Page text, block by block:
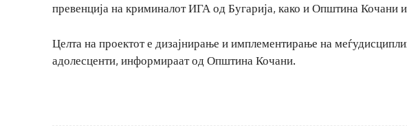
превенција на криминалот ИГА од Бугарија, како и Општина
Целта на проектот е дизајнирање и имплементирање на
адолесценти, информираат од Општина Кочани.